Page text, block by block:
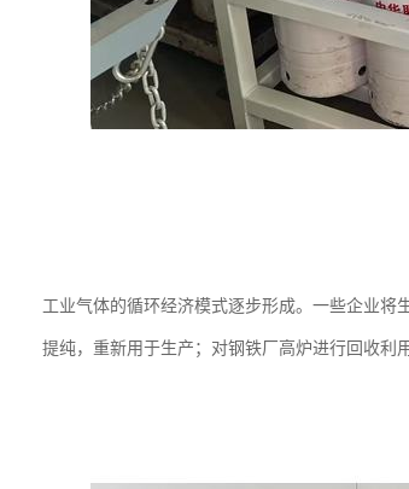
工业气体的循环经济模式逐步形成。一些企业将
提纯，重新用于生产；对钢铁厂高炉进行回收利